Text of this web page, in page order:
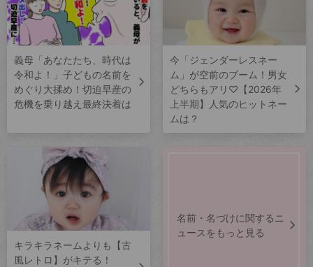
義母「あなたたち、時代は
令和よ！」子どもの名前を
めぐり大揉め！切迫早産の
危機を乗り越え最終決着は
今「ジェンダーレスネー
ム」が空前のブーム！男女
どちらもアリ♡【2026年
上半期】人気のヒットネー
ムは？
キラキラネームよりも【古
風レトロ】がキテる！
名前・名づけに関するニ
ュースをもっと見る